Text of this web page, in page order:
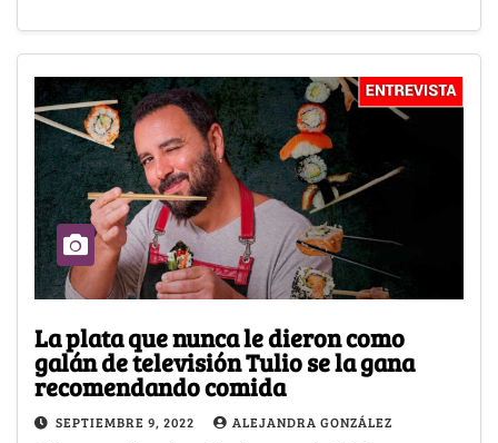
La plata que nunca le dieron como
galán de televisión Tulio se la gana
recomendando comida
SEPTIEMBRE 9, 2022 ALEJANDRA GONZÁLEZ